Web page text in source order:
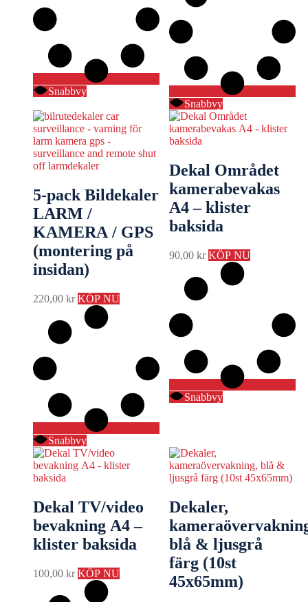
Snabbvy
Snabbvy
5-pack Bildekaler
LARM /
KAMERA / GPS
(montering på
insidan)
220,00 kr KÖP NU
Snabbvy
Dekal Området
kamerabevakas
A4 – klister
baksida
90,00kr KÖP NU
Snabbvy
Dekal TV/video
bevakning A4 –
klister baksida
100,00 kr KÖP NU
Dekaler,
blå & ljusgrå
färg (10st
45x65mm)